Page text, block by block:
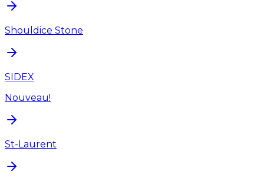
Shouldice Stone
SIDEX
Nouveau!
St-Laurent